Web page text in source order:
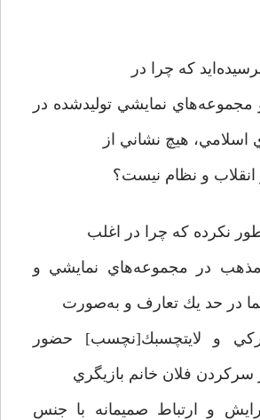
كه چرا در
مجموعه‌هاي نمايشي توليدشده در
هيچ نشاني از
و نظام نيست؟
نكرده كه چرا در اغلب
در مجموعه‌هاي نمايشي و
در حد يك تعارف و به‌صورت
و لايتچسبك[نچسب] حضور
سر‌كردن فلان خانم بازيگري
و ارتباط صميمانه با جنس